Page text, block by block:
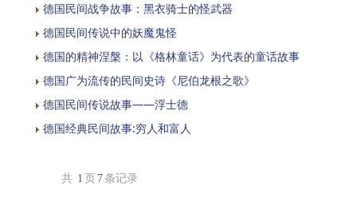
德国民间战争故事：黑衣骑士的怪武器
德国民间传说中的妖魔鬼怪
德国的精神涅槃：以《格林童话》为代表的童话故事
德国广为流传的民间史诗《尼伯龙根之歌》
德国民间传说故事——浮士德
德国经典民间故事:穷人和富人
共 1 页 7 条记录